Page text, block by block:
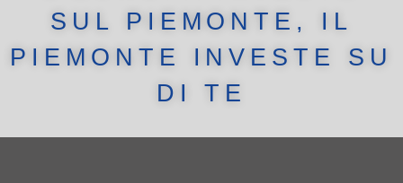
SUL PIEMONTE, IL
PIEMONTE INVESTE SU
DI TE